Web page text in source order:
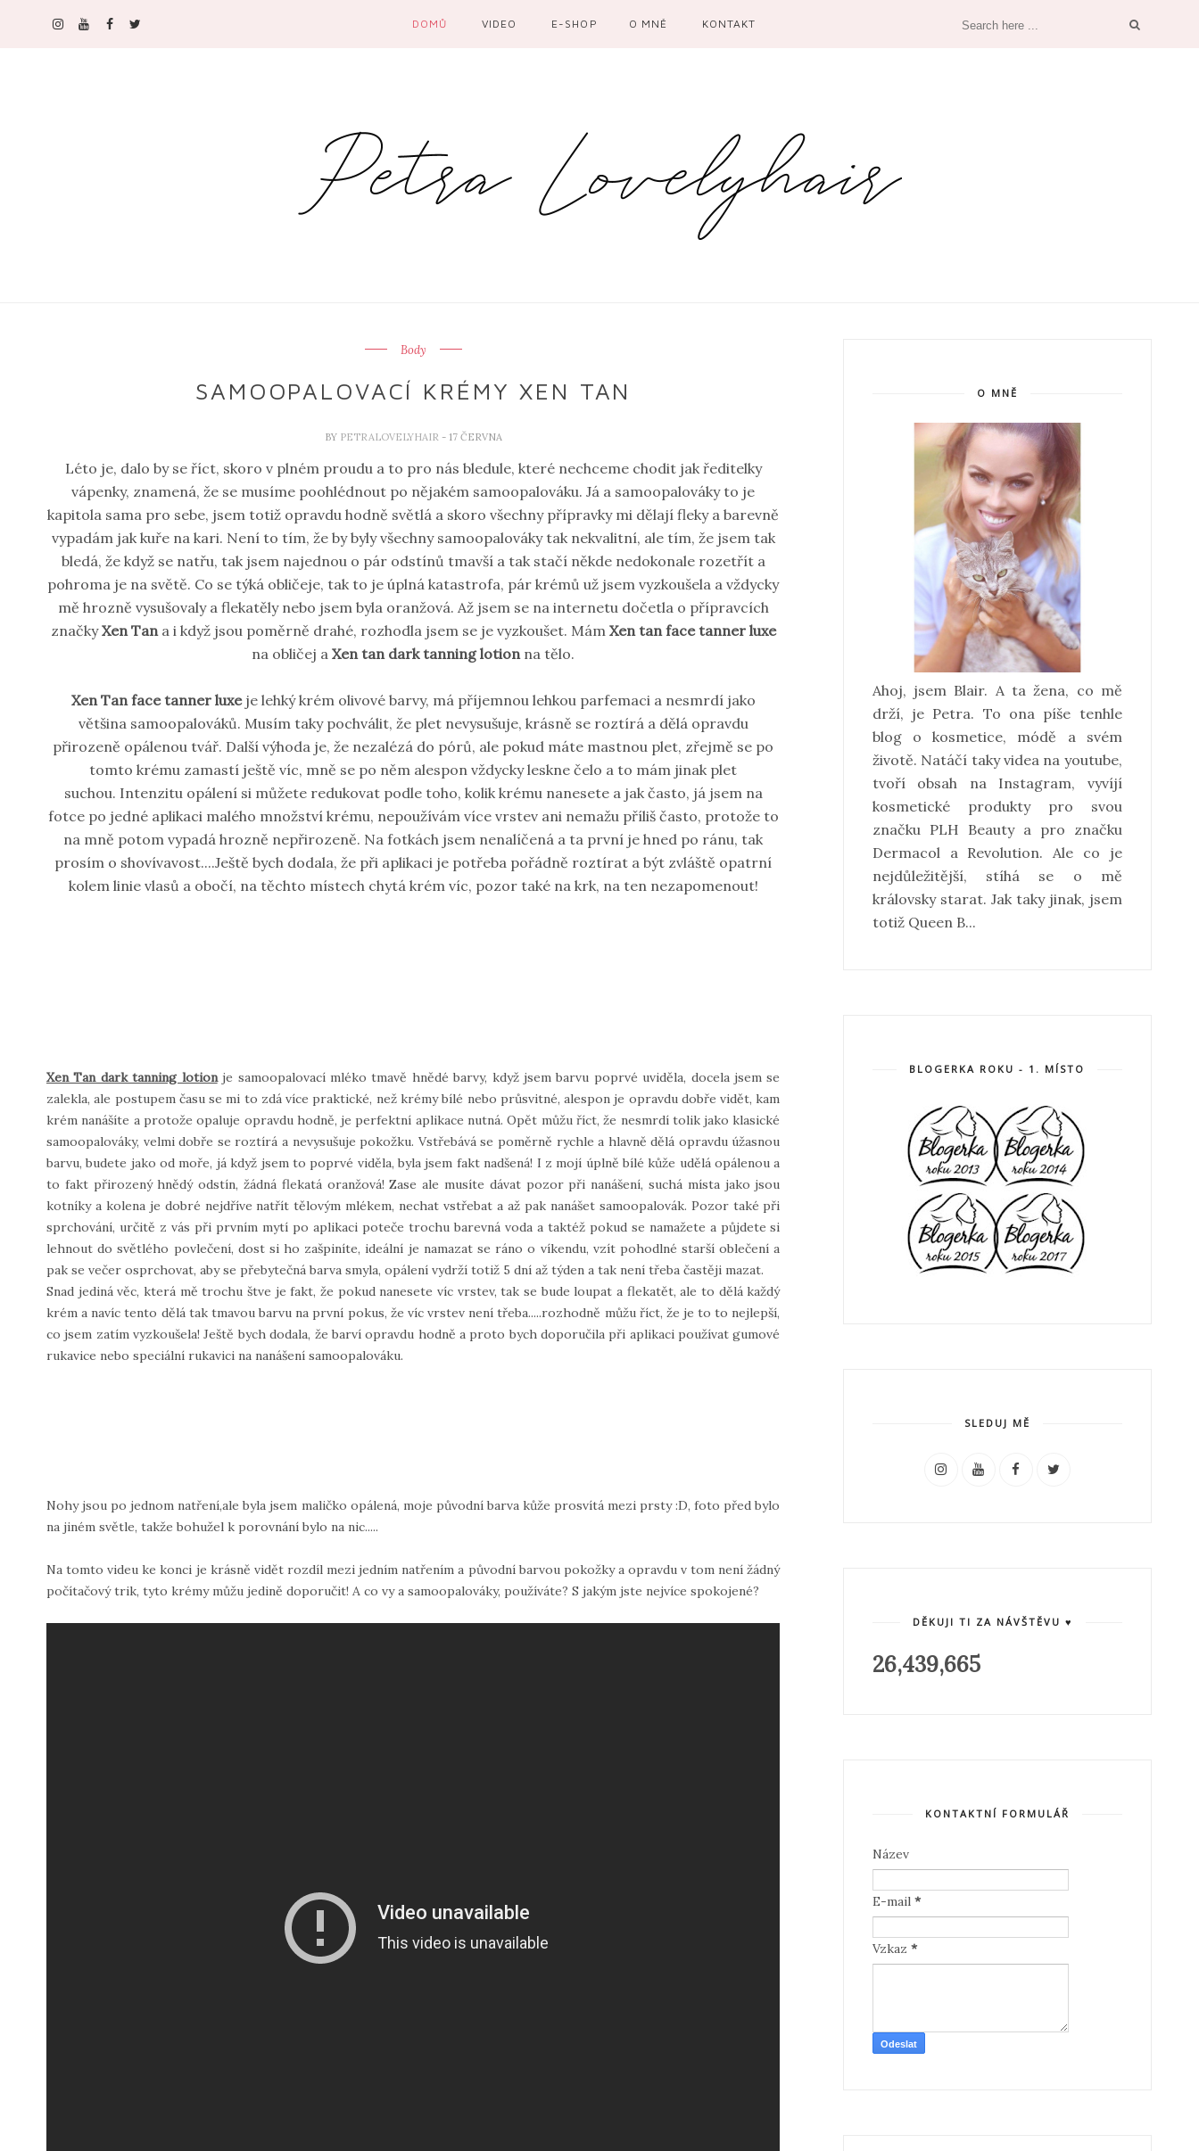
DOMŮ VIDEO E-SHOP O MNĚ KONTAKT
Body
SAMOOPALOVACÍ KRÉMY XEN TAN
BY PETRALOVELYHAIR - 17 ČERVNA
Léto je, dalo by se říct, skoro v plném proudu a to pro nás bledule, které nechceme chodit jak ředitelky
vápenky, znamená, že se musíme poohlédnout po nějakém samoopalováku. Já a samoopalováky to je
kapitola sama pro sebe, jsem totiž opravdu hodně světlá a skoro všechny přípravky mi dělají fleky a barevně
vypadám jak kuře na kari. Není to tím, že by byly všechny samoopalováky tak nekvalitní, ale tím, že jsem tak
bledá, že když se natřu, tak jsem najednou o pár odstínů tmavší a tak stačí někde nedokonale rozetřít a
pohroma je na světě. Co se týká obličeje, tak to je úplná katastrofa, pár krémů už jsem vyzkoušela a vždycky
mě hrozně vysušovaly a flekatěly nebo jsem byla oranžová. Až jsem se na internetu dočetla o přípravcích
značkyXen Tana i když jsou poměrně drahé, rozhodla jsem se je vyzkoušet. Mám Xen tan face tanner luxe
na obličej a Xen tan dark tanning lotionna tělo.
Xen Tan face tanner luxeje lehký krém olivové barvy, má příjemnou lehkou parfemaci a nesmrdí jako
většina samoopalováků. Musím taky pochválit, že plet nevysušuje, krásně se roztírá a dělá opravdu
přirozeně opálenou tvář. Další výhoda je, že nezalézá do pórů, ale pokud máte mastnou plet, zřejmě se po
tomto krému zamastí ještě víc, mně se po něm alespon vždycky leskne čelo a to mám jinak plet
suchou. Intenzitu opálení si můžete redukovat podle toho, kolik krému nanesete a jak často, já jsem na
fotce po jedné aplikaci malého množství krému, nepoužívám více vrstev ani nemažu příliš často, protože to
na mně potom vypadá hrozně nepřirozeně. Na fotkách jsem nenalíčená a ta první je hned po ránu, tak
prosím o shovívavost....Ještě bych dodala, že při aplikaci je potřeba pořádně roztírat a být zvláště opatrní
kolem linie vlasů a obočí, na těchto místech chytá krém víc, pozor také na krk, na ten nezapomenout!
Xen Tan dark tanning lotionje samoopalovací mléko tmavě hnědé barvy, když jsem barvu poprvé uviděla, docela jsem se
zalekla, ale postupem času se mi to zdá více praktické, než krémy bílé nebo průsvitné, alespon je opravdu dobře vidět, kam
krém nanášíte a protože opaluje opravdu hodně, je perfektní aplikace nutná. Opět můžu říct, že nesmrdí tolik jako klasické
samoopalováky, velmi dobře se roztírá a nevysušuje pokožku. Vstřebává se poměrně rychle a hlavně dělá opravdu úžasnou
barvu, budete jako od moře, já když jsem to poprvé viděla, byla jsem fakt nadšená! I z mojí úplně bílé kůže udělá opálenou a
to fakt přirozený hnědý odstín, žádná flekatá oranžová! Zase ale musíte dávat pozor při nanášení, suchá místa jako jsou
kotníky a kolena je dobré nejdříve natřít tělovým mlékem, nechat vstřebat a až pak nanášet samoopalovák. Pozor také při
sprchování, určitě z vás při prvním mytí po aplikaci poteče trochu barevná voda a taktéž pokud se namažete a půjdete si
lehnout do světlého povlečení, dost si ho zašpiníte, ideální je namazat se ráno o víkendu, vzít pohodlné starší oblečení a
pak se večer osprchovat, aby se přebytečná barva smyla, opálení vydrží totiž 5 dní až týden a tak není třeba častěji mazat.
Snad jediná věc, která mě trochu štve je fakt, že pokud nanesete víc vrstev, tak se bude loupat a flekatět, ale to dělá každý
krém a navíc tento dělá tak tmavou barvu na první pokus, že víc vrstev není třeba.....rozhodně můžu říct, že je to to nejlepší,
co jsem zatím vyzkoušela! Ještě bych dodala, že barví opravdu hodně a proto bych doporučila při aplikaci používat gumové
rukavice nebo speciální rukavici na nanášení samoopalováku.
Nohy jsou po jednom natření,ale byla jsem maličko opálená, moje původní barva kůže prosvítá mezi prsty :D, foto před bylo
na jiném světle, takže bohužel k porovnání bylo na nic.....
Na tomto videu ke konci je krásně vidět rozdíl mezi jedním natřením a původní barvou pokožky a opravdu v tom není žádný
počítačový trik, tyto krémy můžu jedině doporučit! A co vy a samoopalováky, používáte? S jakým jste nejvíce spokojené?
O MNĚ
Ahoj, jsem Blair. A ta žena, co mě
drží, je Petra. To ona píše tenhle
blog o kosmetice, módě a svém
životě. Natáčí taky videa na youtube,
tvoří obsah na Instagram, vyvíjí
kosmetické produkty pro svou
značku PLH Beauty a pro značku
Dermacol a Revolution. Ale co je
nejdůležitější, stíhá se o mě
královsky starat. Jak taky jinak, jsem
totiž Queen B...
BLOGERKA ROKU - 1. MÍSTO
SLEDUJ MĚ
DĚKUJI TI ZA NÁVŠTĚVU ♥
26,439,665
KONTAKTNÍ FORMULÁŘ
Název
E-mail *
Vzkaz *